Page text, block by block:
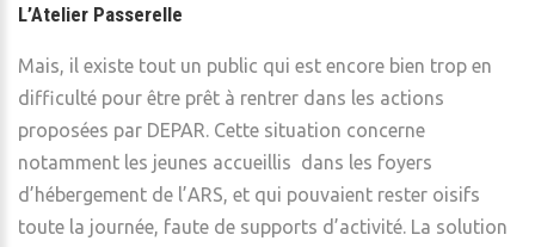
L’Atelier Passerelle
Mais, il existe tout un public qui est encore bien trop en
difficulté pour être prêt à rentrer dans les actions
proposées par DEPAR. Cette situation concerne
notamment les jeunes accueillis dans les foyers
d’hébergement de l’ARS, et qui pouvaient rester oisifs
toute la journée, faute de supports d’activité. La solution